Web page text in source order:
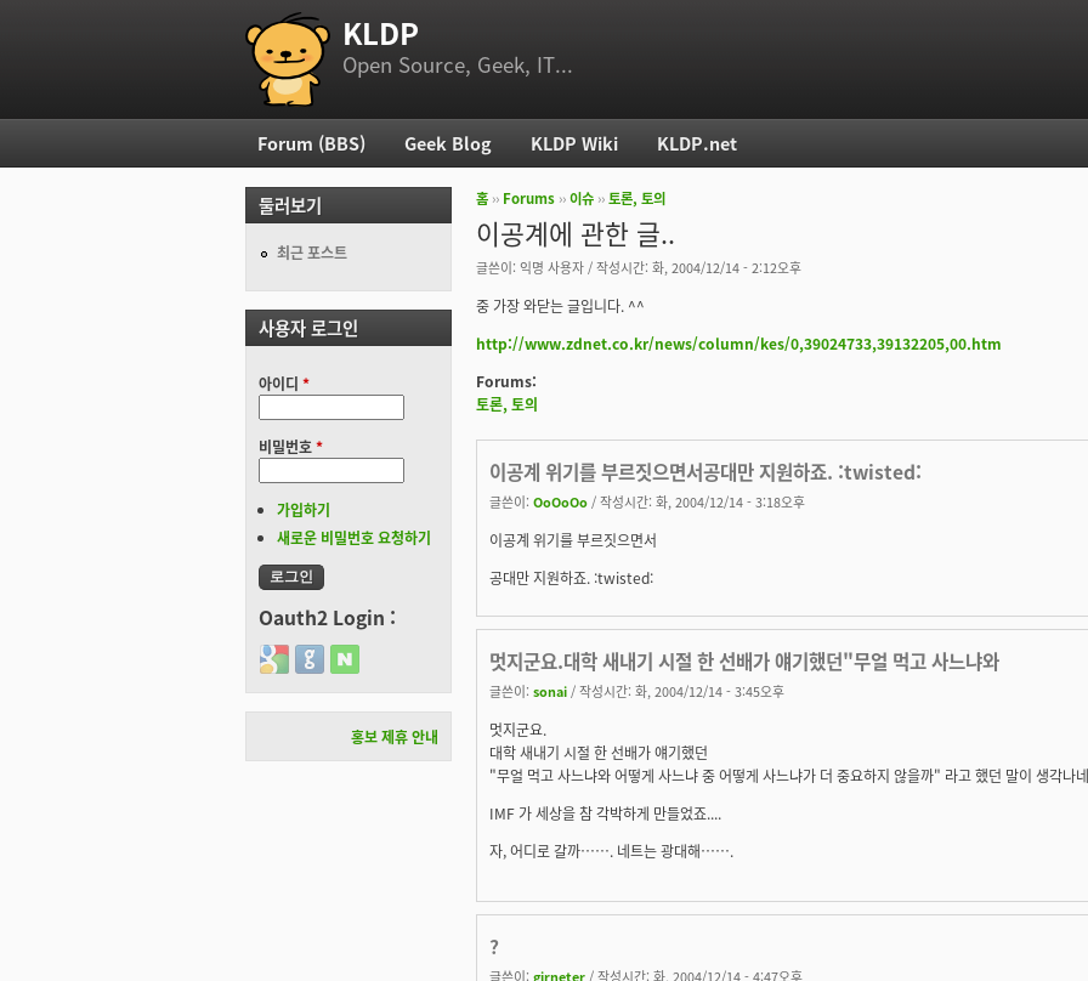
부 메뉴 KLDP
Open Source, Geek, IT...
현재 위치
홈 ›› Forums ››이슈 ››토론, 토의
이공계에 관한 글..
글쓴이: 익명 사용자 / 작성시간: 화, 2004/12/14 - 2:12오후
중 가장 와닫는 글입니다. ^^
http://www.zdnet.co.kr/news/column/kes/0,39024733,39132205,00.htm
Forums:
토론, 토의
이공계 위기를 부르짓으면서공대만 지원하죠. :twisted:
글쓴이: OoOoOo / 작성시간: 화, 2004/12/14 - 3:18오후
이공계 위기를 부르짓으면서
공대만 지원하죠. :twisted:
멋지군요.대학 새내기 시절 한 선배가 얘기했던"무얼 먹고 사느냐와
글쓴이: sonai / 작성시간: 화, 2004/12/14 - 3:45오후
멋지군요.
대학 새내기 시절 한 선배가 얘기했던
"무얼 먹고 사느냐와 어떻게 사느냐 중 어떻게 사느냐가 더 중요하지 않을까" 라고 했던 말이 생각나
IMF 가 세상을 참 각박하게 만들었죠....
자, 어디로 갈까……. 네트는 광대해…….
?
글쓴이: girneter / 작성시간: 화, 2004/12/14 - 4:47오후
주 메뉴
Forum (BBS) Geek Blog KLDP Wiki KLDP.net
둘러보기
최근 포스트
사용자 로그인
아이디 *
비밀번호*
가입하기
새로운 비밀번호 요청하기
Oauth2 Login :
Login with Google
Login with GitHub
Login with Naver
홍보 제휴 안내